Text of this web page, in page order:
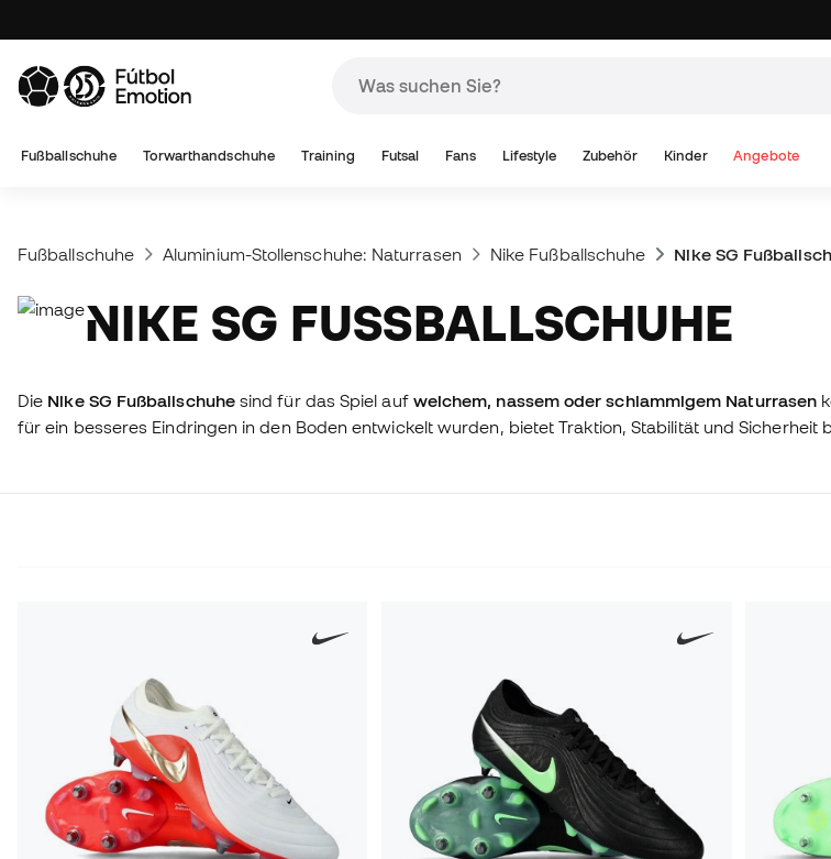
Fußballschuhe Torwarthandschuhe Training Futsal Fans Lifestyle Zubehör Kinder Angebote
Fußballschuhe Aluminium-Stollenschuhe: Naturrasen Nike Fußballschuhe Nike SG
NIKE SG FUSSBALLSCHUHE
Die Nike SG Fußballschuhesind für das Spiel auf weichem, nassem oder schlammigem Naturrasen
für ein besseres Eindringen in den Boden entwickelt wurden, bietet Traktion, Stabilität und